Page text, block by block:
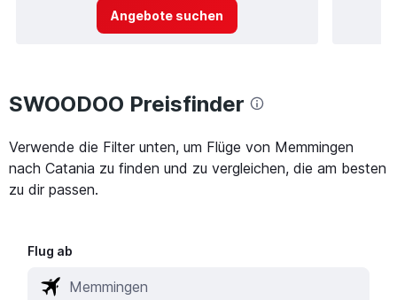
Angebote suchen
SWOODOO Preisfinder
Verwende die Filter unten, um Flüge von Memmingen
nach Catania zu finden und zu vergleichen, die am besten
zu dir passen.
Flug ab